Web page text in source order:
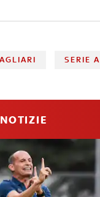
SERIE A